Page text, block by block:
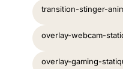
transition-stinger-
overlay-webcam-
overlay-gaming-